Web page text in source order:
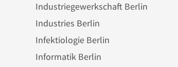
Industriegewerkschaft Berlin
Industries Berlin
Infektiologie Berlin
Informatik Berlin